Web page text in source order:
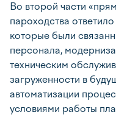
Во второй части
пароходства
которые были
персонала,
техническим
загруженности в
автоматизации
условиями работы